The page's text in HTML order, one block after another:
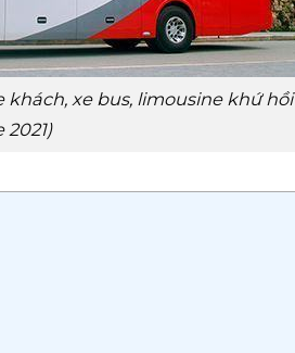
khách, xe bus, limousine khứ hồi
2021)